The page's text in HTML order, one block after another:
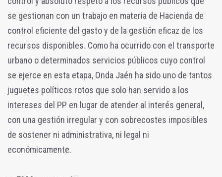
se gestionan con un trabajo en materia de Hacienda de
control eficiente del gasto y de la gestión eficaz de los
recursos disponibles. Como ha ocurrido con el transporte
urbano o determinados servicios públicos cuyo control
se ejerce en esta etapa, Onda Jaén ha sido uno de tantos
juguetes políticos rotos que solo han servido a los
intereses del PP en lugar de atender al interés general,
con una gestión irregular y con sobrecostes imposibles
de sostener ni administrativa, ni legal ni
económicamente.